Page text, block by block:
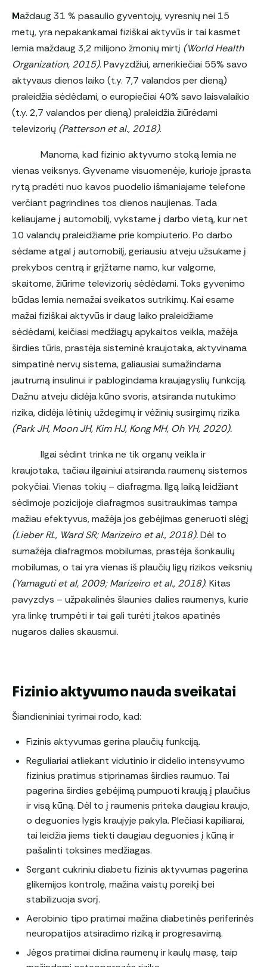
Maždaug 31 % pasaulio gyventojų, vyresnių nei 15
metų, yra nepakankamai fiziškai aktyvūs ir tai kasmet
lemia maždaug 3,2 milijono žmonių mirtį (World Health
Organization, 2015). Pavyzdžiui, amerikiečiai 55% savo
aktyvaus dienos laiko (t.y. 7,7 valandos per dieną)
praleidžia sėdėdami, o europiečiai 40% savo laisvalaikio
(t.y. 2,7 valandos per dieną) praleidžia žiūrėdami
televizorių (Patterson et al., 2018).
Manoma, kad fizinio aktyvumo stoką lemia ne
vienas veiksnys. Gyvename visuomenėje, kurioje įprasta
rytą pradėti nuo kavos puodelio išmaniajame telefone
verčiant pagrindines tos dienos naujienas. Tada
keliaujame į automobilį, vykstame į darbo vietą, kur net
10 valandų praleidžiame prie kompiuterio. Po darbo
sėdame atgal į automobilį, geriausiu atveju užsukame į
prekybos centrą ir grįžtame namo, kur valgome,
skaitome, žiūrime televizorių sėdėdami. Toks gyvenimo
būdas lemia nemažai sveikatos sutrikimų. Kai esame
mažai fiziškai aktyvūs ir daug laiko praleidžiame
sėdėdami, keičiasi medžiagų apykaitos veikla, mažėja
širdies tūris, prastėja sisteminė kraujotaka, aktyvinama
simpatinė nervų sistema, galiausiai sumažindama
jautrumą insulinui ir pablogindama kraujagyslių funkciją.
Dažnu atveju didėja kūno svoris, atsiranda nutukimo
rizika, didėja lėtinių uždegimų ir vėžinių susirgimų rizika
(Park JH, Moon JH, Kim HJ, Kong MH, Oh YH, 2020).
Ilgai sėdint trinka ne tik organų veikla ir
kraujotaka, tačiau ilgainiui atsiranda raumenų sistemos
pokyčiai. Vienas tokių – diafragma. Ilgą laiką leidžiant
sėdimoje pozicijoje diafragmos susitraukimas tampa
mažiau efektyvus, mažėja jos gebėjimas generuoti slėgį
(Lieber RL, Ward SR; Marizeiro et al., 2018).Dėl to
sumažėja diafragmos mobilumas, prastėja šonkaulių
mobilumas, o tai yra vienas iš plaučių ligų rizikos veiksnių
(Yamaguti et al, 2009; Marizeiro et al., 2018). Kitas
pavyzdys – užpakalinės šlaunies dalies raumenys, kurie
yra linkę trumpėti ir tai gali turėti įtakos apatinės
nugaros dalies skausmui.
Fizinio aktyvumo nauda sveikatai
Šiandieniniai tyrimai rodo, kad:
Fizinis aktyvumas gerina plaučių funkciją.
Reguliariai atliekant vidutinio ir didelio intensyvumo
fizinius pratimus stiprinamas širdies raumuo. Tai
pagerina širdies gebėjimą pumpuoti kraują į plaučius
ir visą kūną. Dėl to į raumenis priteka daugiau kraujo,
o deguonies lygis kraujyje pakyla. Plečiasi kapiliarai,
tai leidžia jiems tiekti daugiau deguonies į kūną ir
pašalinti toksines medžiagas.
Sergant cukriniu diabetu fizinis aktyvumas pagerina
glikemijos kontrolę, mažina vaistų poreikį bei
stabilizuoja svorį.
Aerobinio tipo pratimai mažina diabetinės periferinės
neuropatijos atsiradimo riziką ir progresavimą.
Jėgos pratimai didina raumenų ir kaulų masę, taip